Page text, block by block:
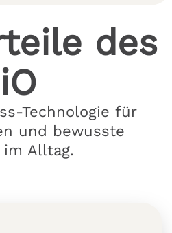
des
Technologie für
und bewusste
im Alltag.